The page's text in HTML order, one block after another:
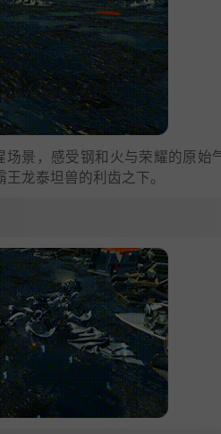
景，感受钢和火与荣耀的原始
龙泰坦兽的利齿之下。